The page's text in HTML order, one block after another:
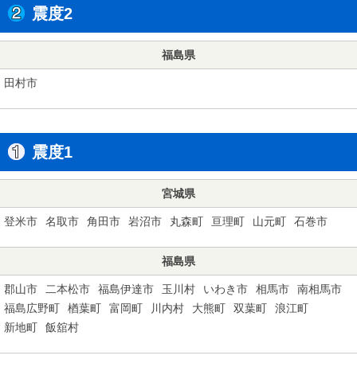
震度2
福島県
田村市
震度1
宮城県
登米市 名取市 角田市 岩沼市 丸森町 亘理町 山元町 石巻市
福島県
郡山市 二本松市 福島伊達市 玉川村 いわき市 相馬市
南相馬市
福島広野町
楢葉町 富岡町 川内村 大熊町 双葉町
浪江町
新地町
飯舘村